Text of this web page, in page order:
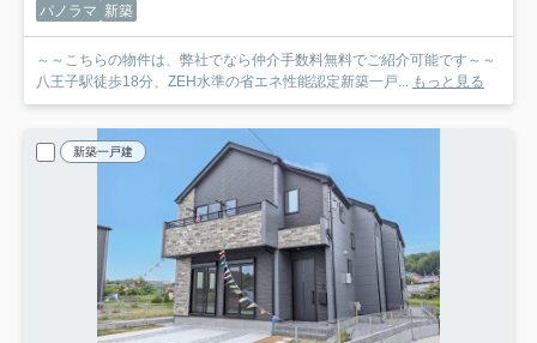
パノラマ 新築
～～こちらの物件は、弊社でなら仲介手数料無料でご紹介可能です～～
八王子駅徒歩18分、ZEH水準の省エネ性能認定新築一戸... もっと見る
新築一戸建